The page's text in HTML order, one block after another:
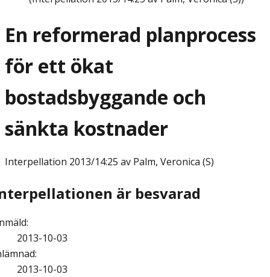
En reformerad planprocess
för ett ökat
bostadsbyggande och
sänkta kostnader
Interpellation 2013/14:25 av Palm, Veronica (S)
är besvarad
:
2013-10-03
:
2013-10-03